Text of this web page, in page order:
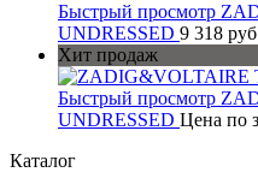
Быстрый просмотр
UNDRESSED 9 318
Хит продаж
Быстрый просмотр
UNDRESSED Цена по
Каталог